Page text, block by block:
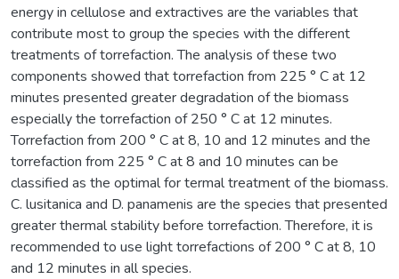
energy in cellulose and extractives are the variables that
contribute most to group the species with the different
treatments of torrefaction. The analysis of these two
components showed that torrefaction from 225 ° C at 12
minutes presented greater degradation of the biomass
especially the torrefaction of 250 ° C at 12 minutes.
Torrefaction from 200 ° C at 8, 10 and 12 minutes and the
torrefaction from 225 ° C at 8 and 10 minutes can be
classified as the optimal for termal treatment of the biomass.
C. lusitanica and D. panamenis are the species that presented
greater thermal stability before torrefaction. Therefore, it is
recommended to use light torrefactions of 200 ° C at 8, 10
and 12 minutes in all species.